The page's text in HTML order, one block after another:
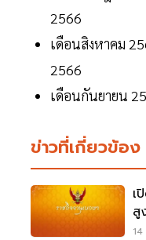
2566
เดือนสิงหาคม
2566
เดือนกันยายน
ข่าวที่เกี่ยวข้อง
เ
สู
ใ